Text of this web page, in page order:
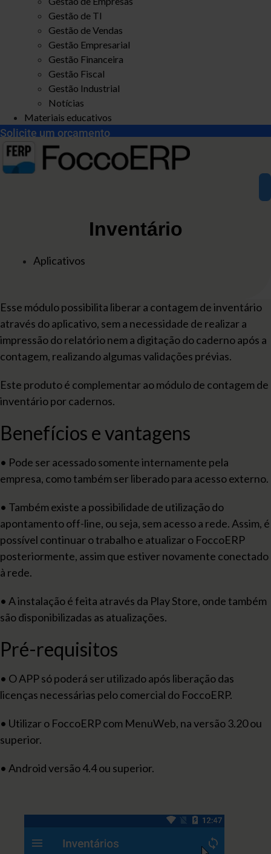
Gestão de TI
Gestão de Vendas
Gestão Empresarial
Gestão Financeira
Gestão Fiscal
Gestão Industrial
Notícias
Materiais educativos
Solicite um orçamento
Inventário
Aplicativos
Esse módulo possibilita liberar a contagem de inventário
através do aplicativo, sem a necessidade de realizar a
impressão do relatório nem a digitação do caderno após a
contagem, realizando algumas validações prévias.
Este produto é complementar ao módulo de contagem de
inventário por cadernos.
Benefícios e vantagens
• Pode ser acessado somente internamente pela
empresa, como também ser liberado para acesso externo.
• Também existe a possibilidade de utilização do
apontamento off-line, ou seja, sem acesso a rede. Assim, é
possível continuar o trabalho e atualizar o FoccoERP
posteriormente, assim que estiver novamente conectado
à rede.
• A instalação é feita através da Play Store, onde também
são disponibilizadas as atualizações.
Pré-requisitos
• O APP só poderá ser utilizado após liberação das
licenças necessárias pelo comercial do FoccoERP.
• Utilizar o FoccoERP com MenuWeb, na versão 3.20 ou
superior.
• Android versão 4.4 ou superior.